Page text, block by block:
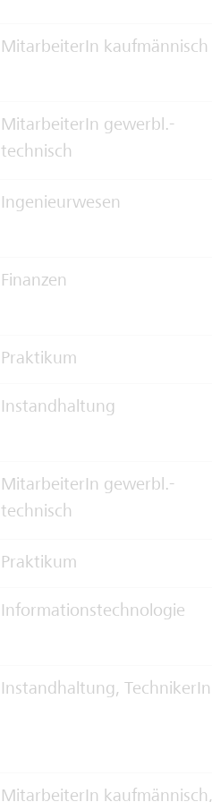
MitarbeiterIn kaufmännisch
MitarbeiterIn gewerbl.-
technisch
Ingenieurwesen
Finanzen
Praktikum
Instandhaltung
MitarbeiterIn gewerbl.-
technisch
Praktikum
Informationstechnologie
Instandhaltung, TechnikerIn
MitarbeiterIn kaufmännisch,